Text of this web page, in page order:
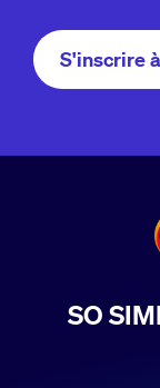
S'inscrire
SO